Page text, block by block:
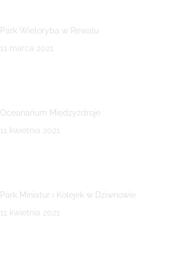
Park Wieloryba w Rewalu
11 marca 2021
Oceanarium Międzyzdroje
11 kwietnia 2021
Park Miniatur i Kolejek w Dziwnowie
11 kwietnia 2021